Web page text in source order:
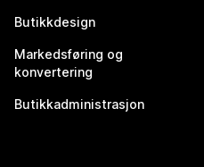
Butikkdesign
Markedsføring og
konvertering
Butikkadministrasjon